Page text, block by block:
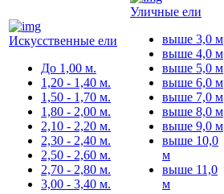
Искусственные ели
До 1,00 м.
1,20 - 1,40 м.
1,50 - 1,70 м.
1,80 - 2,00 м.
2,10 - 2,20 м.
2,30 - 2,40 м.
2,50 - 2,60 м.
2,70 - 2,80 м.
3,00 - 3,40 м.
Уличные ели
выше 3,0 м
выше 4,0 м
выше 5,0 м
выше 6,0 м
выше 7,0 м
выше 8,0 м
выше 9,0 м
выше 10,0
м
выше 11,0
м